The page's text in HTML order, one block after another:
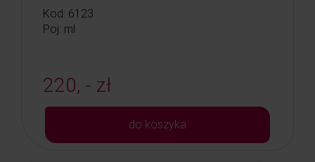
Kod: 6123
Poj: ml
220, - zł
do koszyka